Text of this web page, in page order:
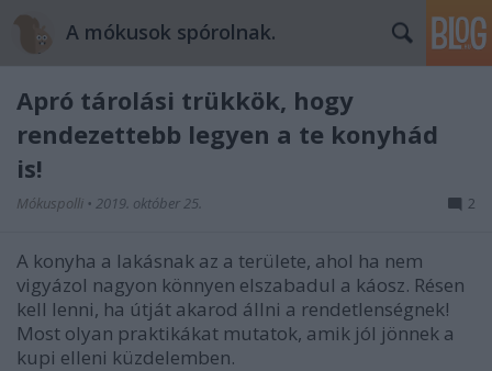
A mókusok spórolnak.
Apró tárolási trükkök, hogy
rendezettebb legyen a te konyhád
is!
Mókuspolli • 2019. október 25. 2
A konyha a lakásnak az a területe, ahol ha nem
vigyázol nagyon könnyen elszabadul a káosz. Résen
kell lenni, ha útját akarod állni a rendetlenségnek!
Most olyan praktikákat mutatok, amik jól jönnek a
kupi elleni küzdelemben.